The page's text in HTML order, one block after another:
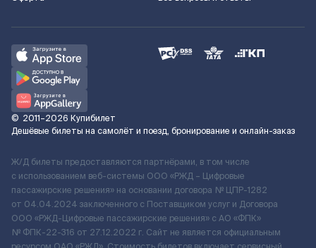
© 2011–2026 Купибилет
Дешёвые билеты на самолёт и поезд, бронирование и онлайн-заказ
Ж/Д билеты предоставляются партнёрами, в том числе
с использованием веб-системы ООО «РЖД – Цифровые
пассажирские решения» на основании договора № ЦПР-1282
от 04.04.2024 заключенного с Поставщиком услуг и Договора
ООО «РЖД-Цифровые пассажирские решения» c АО «ФПК»
№ ФПК-22-316 от 27.12.2022 г. Сайт не является официальным